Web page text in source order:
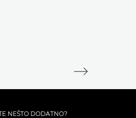
NEŠTO DODATNO?